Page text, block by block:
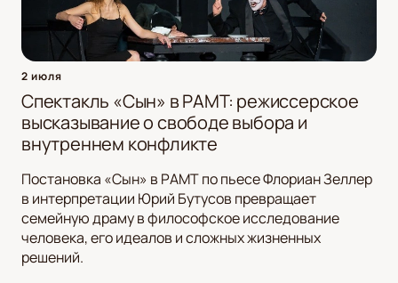
2 июля
Спектакль «Сын» в РАМТ: режиссерское
высказывание о свободе выбора и
внутреннем конфликте
Постановка «Сын» в РАМТ по пьесе Флориан Зеллер
в интерпретации Юрий Бутусов превращает
семейную драму в философское исследование
человека, его идеалов и сложных жизненных
решений.